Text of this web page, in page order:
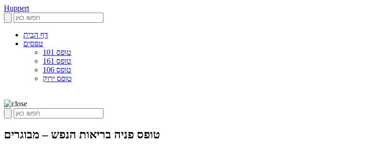
Huppert
דף הבית
טפסים
טופס 101
טופס 161
טופס 106
טופס ירוק
טופס פניה בריאות הנפש – מבוגרים